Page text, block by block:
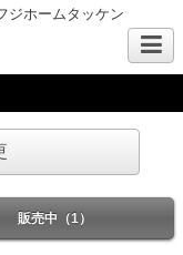
ジホームタッケン
販売中（1）